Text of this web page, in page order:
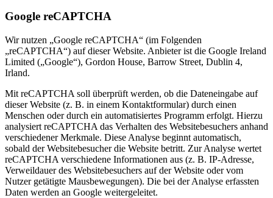
Google reCAPTCHA
Wir nutzen „Google reCAPTCHA“ (im Folgenden
„reCAPTCHA“) auf dieser Website. Anbieter ist die Google Ireland
Limited („Google“), Gordon House, Barrow Street, Dublin 4,
Irland.
Mit reCAPTCHA soll überprüft werden, ob die Dateneingabe auf
dieser Website (z. B. in einem Kontaktformular) durch einen
Menschen oder durch ein automatisiertes Programm erfolgt. Hierzu
analysiert reCAPTCHA das Verhalten des Websitebesuchers anhand
verschiedener Merkmale. Diese Analyse beginnt automatisch,
sobald der Websitebesucher die Website betritt. Zur Analyse wertet
reCAPTCHA verschiedene Informationen aus (z. B. IP-Adresse,
Verweildauer des Websitebesuchers auf der Website oder vom
Nutzer getätigte Mausbewegungen). Die bei der Analyse erfassten
Daten werden an Google weitergeleitet.